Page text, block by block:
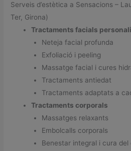
Serveis d’estètica a Sensacions –
Ter, Girona)
Tractaments facials
Neteja facial profunda
Exfoliació i peeling
Massatge facial i cures
Tractaments antiedat
Tractaments adaptats a
Tractaments corporals
Massatges relaxants
Embolcalls corporals
Benestar integral i cura del